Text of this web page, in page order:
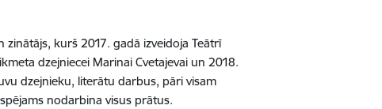
kurš 2017. gadā izveidoja Teātrī
dzejniecei Marinai Cvetajevai un 2018.
dzejnieku, literātu darbus, pāri visam
nodarbina visus prātus.